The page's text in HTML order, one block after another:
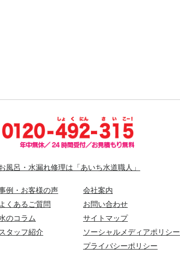
呂・水漏れ修理は「あいち水道職人」
例・お客様の声
よくあるご質問
のコラム
スタッフ紹介
会社案内
お問い合わせ
サイトマップ
ソーシャルメディアポリシー
プライバシーポリシー